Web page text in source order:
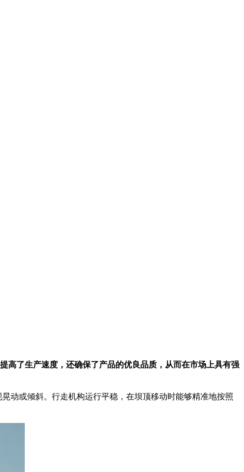
高了生产速度，还确保了产品的优良品质，从而在市场上具有强
动或倾斜。行走机构运行平稳，在坝顶移动时能够精准地按照